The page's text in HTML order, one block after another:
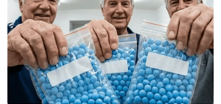
Stories you may like
എ.ഐ ഉള്ളടക്കങ്ങൾക്ക് കടുത്ത
നിയന്ത്രണങ്ങളുമായി കേന്ദ്രസർക്കാർ ; ഐ.ടി
നിയമങ്ങളിൽ ഭേദഗതി വരുത്തി
12 വയസ്സുകാരിയെ പ്രതിഷേധത്തിനായി
കൊണ്ടുവന്നു; അഭിജീത് ദിപ്കെ, സൗരവ് ദാസ്
എന്നിവർക്കെതിരെ പോക്സോ കേസെടുക്കണമെന്ന്
പരാതിയുമായി അഭിഭാഷക